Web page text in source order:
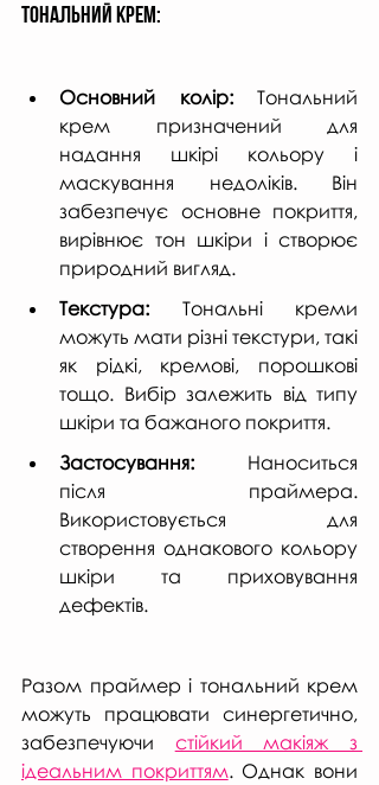
Тональний крем:
Основний колір: Тональний
крем призначений для
надання шкірі кольору і
маскування недоліків. Він
забезпечує основне покриття,
вирівнює тон шкіри і створює
природний вигляд.
Текстура: Тональні креми
можуть мати різні текстури, такі
як рідкі, кремові, порошкові
тощо. Вибір залежить від типу
шкіри та бажаного покриття.
Застосування: Наноситься
після праймера.
Використовується для
створення однакового кольору
шкіри та приховування
дефектів.
Разом праймер і тональний крем
можуть працювати синергетично,
забезпечуючи стійкий макіяж з
ідеальним покриттям. Однак вони